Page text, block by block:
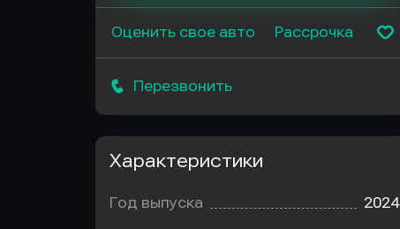
Оценить свое авто Рассрочка
Перезвонить
Характеристики
Год выпуска 2024